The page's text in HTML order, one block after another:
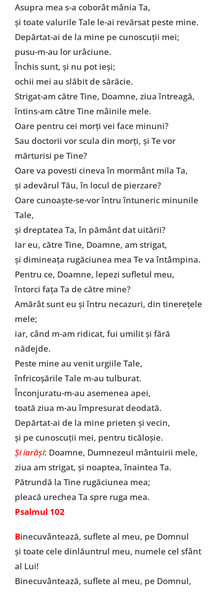
Asupra mea s-a coborât mânia Ta,
şi toate valurile Tale le-ai revărsat peste mine.
Depărtat-ai de la mine pe cunoscuţii mei;
pusu-m-au lor urâciune.
Închis sunt, şi nu pot ieşi;
ochii mei au slăbit de sărăcie.
Strigat-am către Tine, Doamne, ziua întreagă,
întins-am către Tine mâinile mele.
Oare pentru cei morţi vei face minuni?
Sau doctorii vor scula din morţi, şi Te vor
mărturisi pe Tine?
Oare va povesti cineva în mormânt mila Ta,
şi adevărul Tău, în locul de pierzare?
Oare cunoaşte-se-vor întru întuneric minunile
Tale,
şi dreptatea Ta, în pământ dat uitării?
Iar eu, către Tine, Doamne, am strigat,
şi dimineaţa rugăciunea mea Te va întâmpina.
Pentru ce, Doamne, lepezi sufletul meu,
întorci faţa Ta de către mine?
Amărât sunt eu şi întru necazuri, din tinereţele
mele;
iar, când m-am ridicat, fui umilit şi fără
nădejde.
Peste mine au venit urgiile Tale,
înfricoşările Tale m-au tulburat.
Înconjuratu-m-au asemenea apei,
toată ziua m-au împresurat deodată.
Depărtat-ai de la mine prieten şi vecin,
şi pe cunoscuţii mei, pentru ticăloşie.
Şi iarăşi: Doamne, Dumnezeul mântuirii mele,
ziua am strigat, şi noaptea, înaintea Ta.
Pătrundă la Tine rugăciunea mea;
pleacă urechea Ta spre ruga mea.
Psalmul 102
Binecuvântează, suflete al meu, pe Domnul
şi toate cele dinlăuntrul meu, numele cel sfânt
al Lui!
Binecuvântează, suflete al meu, pe Domnul,